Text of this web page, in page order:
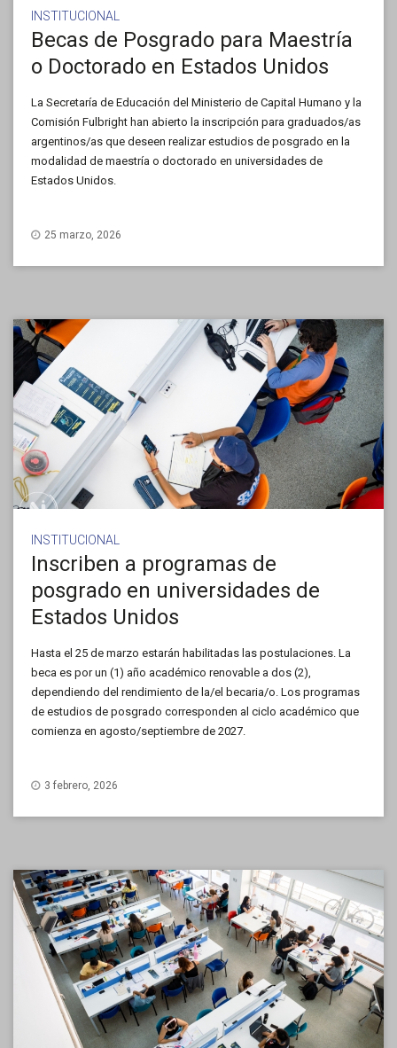
INSTITUCIONAL
Becas de Posgrado para Maestría
o Doctorado en Estados Unidos
La Secretaría de Educación del Ministerio de Capital Humano y la
Comisión Fulbright han abierto la inscripción para graduados/as
argentinos/as que deseen realizar estudios de posgrado en la
modalidad de maestría o doctorado en universidades de
Estados Unidos.
25 marzo, 2026
INSTITUCIONAL
Inscriben a programas de
posgrado en universidades de
Estados Unidos
Hasta el 25 de marzo estarán habilitadas las postulaciones. La
beca es por un (1) año académico renovable a dos (2),
dependiendo del rendimiento de la/el becaria/o. Los programas
de estudios de posgrado corresponden al ciclo académico que
comienza en agosto/septiembre de 2027.
3 febrero, 2026